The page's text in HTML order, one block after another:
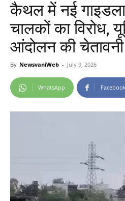
कैथल में नई
चालकों का विरोध,
आंदोलन की चेतावनी
By NewsvaniWeb - July 9, 2026
WhatsApp